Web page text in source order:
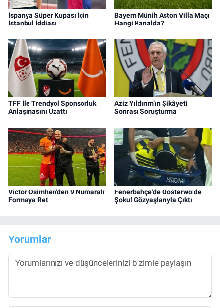
İspanya Süper Kupası İçin
İstanbul İddiası
Bayern Münih Aston Villa Maçı
Hangi Kanalda?
TFF İle Trendyol Sponsorluk
Anlaşmasını Uzattı
Aziz Yıldırım’ın Şikâyeti
Sonrası Soruşturma
Victor Osimhen’den 9 Numaralı
Formaya Ret
Fenerbahçe'de Oosterwolde
Şoku! Gözyaşlarıyla Çıktı
Yorumlar